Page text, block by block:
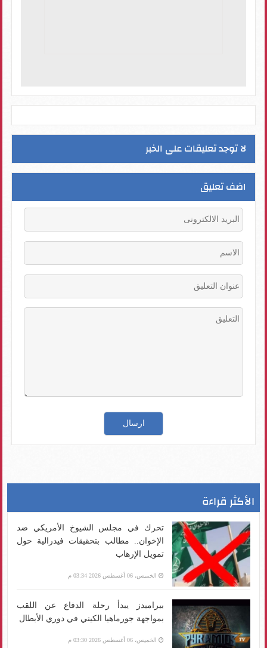
لا توجد تعليقات على الخبر
اضف تعليق
الأكثر قراءة
تحرك في مجلس الشيوخ الأمريكي ضد
الإخوان.. مطالب بتحقيقات فيدرالية حول
تمويل الإرهاب
الخميس، 06 أغسطس 2026 03:34 م
بيراميدز يبدأ رحلة الدفاع عن اللقب
بمواجهة جورماهيا الكيني في دوري الأبطال
الخميس، 06 أغسطس 2026 03:30 م